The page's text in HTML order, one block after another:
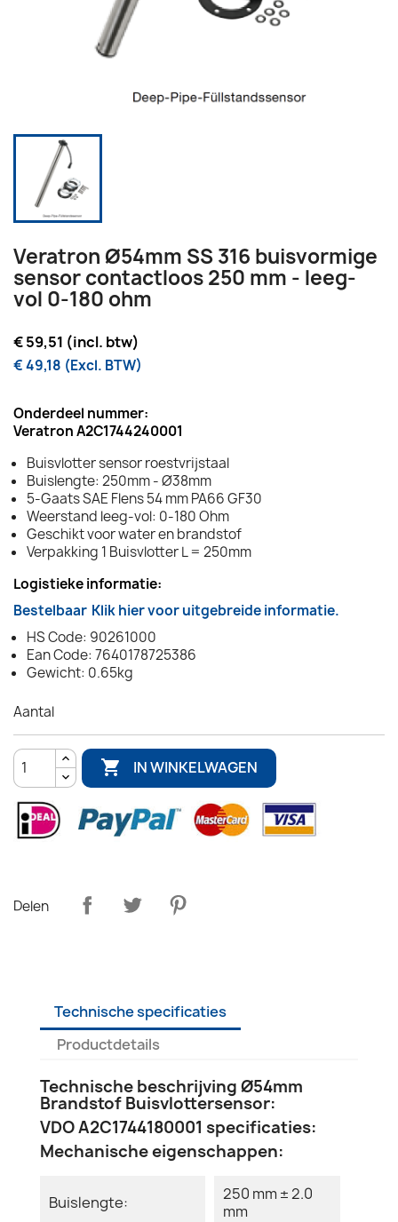
Veratron Ø54mm SS 316 buisvormige
sensor contactloos 250 mm - leeg-
vol 0-180 ohm
€ 59,51 (incl. btw)
€ 49,18 (Excl. BTW)
Onderdeel nummer:
Veratron A2C1744240001
Buisvlotter sensor roestvrijstaal
Buislengte: 250mm - Ø38mm
5-Gaats SAE Flens 54 mm PA66 GF30
Weerstand leeg-vol: 0-180 Ohm
Geschikt voor water en brandstof
Verpakking 1 Buisvlotter L = 250mm
Logistieke informatie:
Bestelbaar Klik hier voor uitgebreide informatie.
HS Code: 90261000
Ean Code: 7640178725386
Gewicht: 0.65kg
Aantal
 IN WINKELWAGEN
Delen
Technische specificaties
Productdetails
Technische beschrijving Ø54mm
Brandstof Buisvlottersensor:
VDO A2C1744180001 specificaties:
Mechanische eigenschappen:
Buislengte:
250 mm ± 2.0
mm